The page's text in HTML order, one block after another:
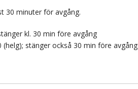
30 minuter för avgång.
kl. 30 min före avgång
(helg); stänger också 30 min före avgång